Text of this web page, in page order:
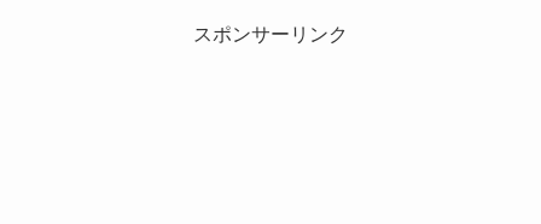
スポンサーリンク